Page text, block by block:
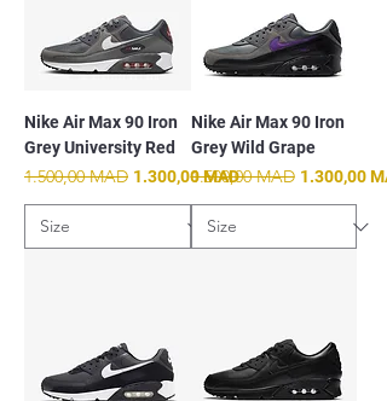
Nike Air Max 90 Iron
Grey University Red
Prix original
1.500,00 MAD Prix promotionnel
1.300,00 MAD
Nike Air Max 90 Iron
Grey Wild Grape
Prix original
1.500,00 MAD Prix
1.300,00